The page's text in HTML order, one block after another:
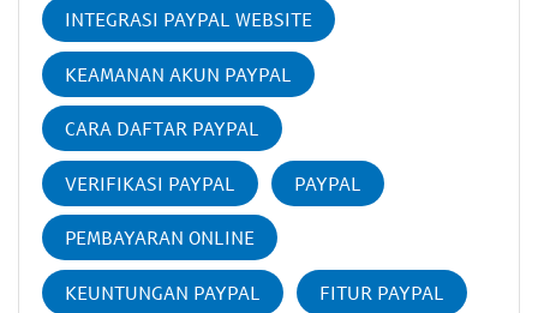
INTEGRASI PAYPAL WEBSITE
KEAMANAN AKUN PAYPAL
CARA DAFTAR PAYPAL
VERIFIKASI PAYPAL PAYPAL
PEMBAYARAN ONLINE
KEUNTUNGAN PAYPAL FITUR PAYPAL